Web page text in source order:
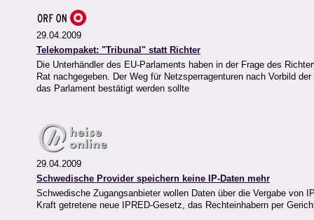
29.04.2009
Telekompaket: "Tribunal" statt Richter
Die Unterhändler des EU-Parlaments haben in der Frage des
Rat nachgegeben. Der Weg für Netzsperragenturen nach Vorbild
das Parlament bestätigt werden sollte
29.04.2009
Schwedische Provider speichern keine IP-Daten mehr
Schwedische Zugangsanbieter wollen Daten über die Vergabe von
Kraft getretene neue IPRED-Gesetz, das Rechteinhabern per